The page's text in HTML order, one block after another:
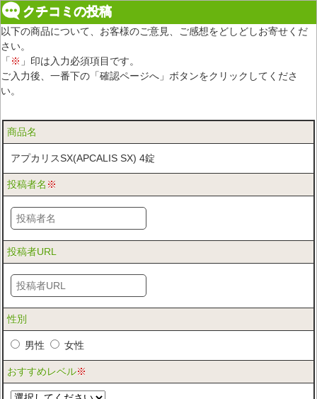
クチコミの投稿
以下の商品について、お客様のご意見、ご感想をどしどしお寄せくだ
さい。
「※ 」印は入力必須項目です。
ご入力後、一番下の「確認ページへ」ボタンをクリックしてくださ
い。
商品名
アプカリスSX(APCALIS SX) 4錠
投稿者名 ※
投稿者URL
性別
男性 女性
おすすめレベル※